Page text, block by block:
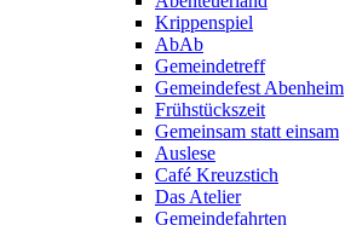
Krippenspiel
AbAb
Gemeindetreff
Gemeindefest Abenheim
Frühstückszeit
Gemeinsam statt einsam
Auslese
Café Kreuzstich
Das Atelier
Gemeindefahrten